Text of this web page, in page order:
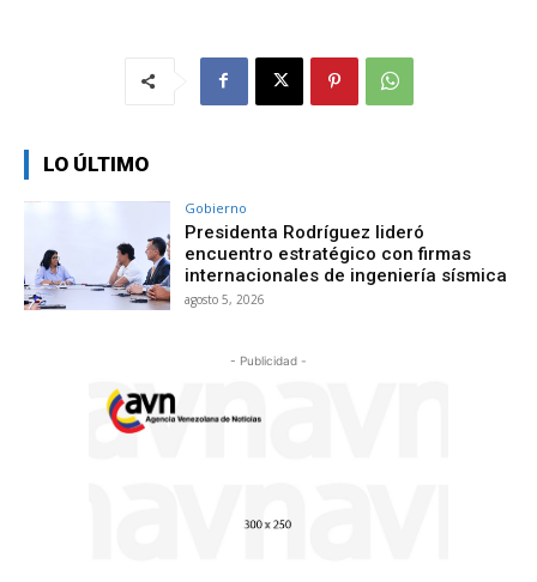
LO ÚLTIMO
Gobierno
Presidenta Rodríguez lideró
encuentro estratégico con firmas
internacionales de ingeniería sísmica
agosto 5, 2026
- Publicidad -